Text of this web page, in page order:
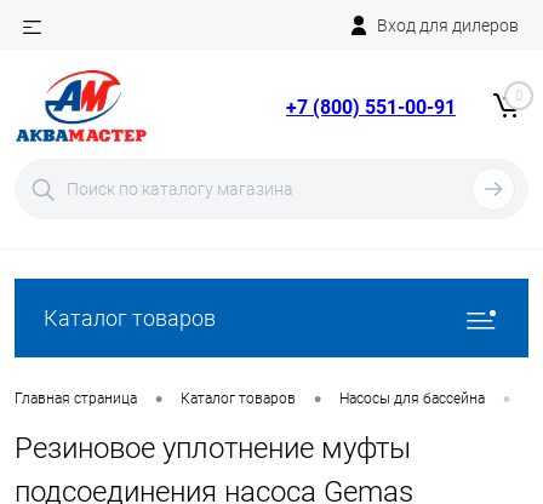
Вход для дилеров
+7 (800) 551-00-91 0
Каталог товаров
Главная страница • Каталог товаров • Насосы для бассейна •
Резиновое уплотнение муфты
подсоединения насоса Gemas